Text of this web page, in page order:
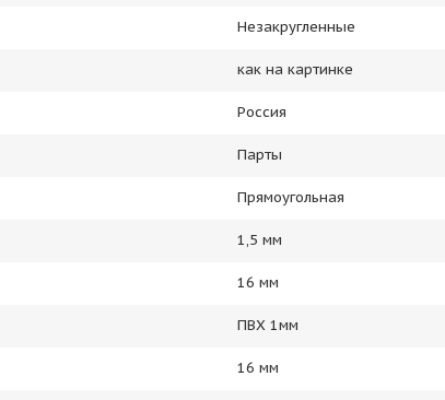
Незакругленные
как на картинке
Россия
Парты
Прямоугольная
1,5 мм
16 мм
ПВХ 1мм
16 мм